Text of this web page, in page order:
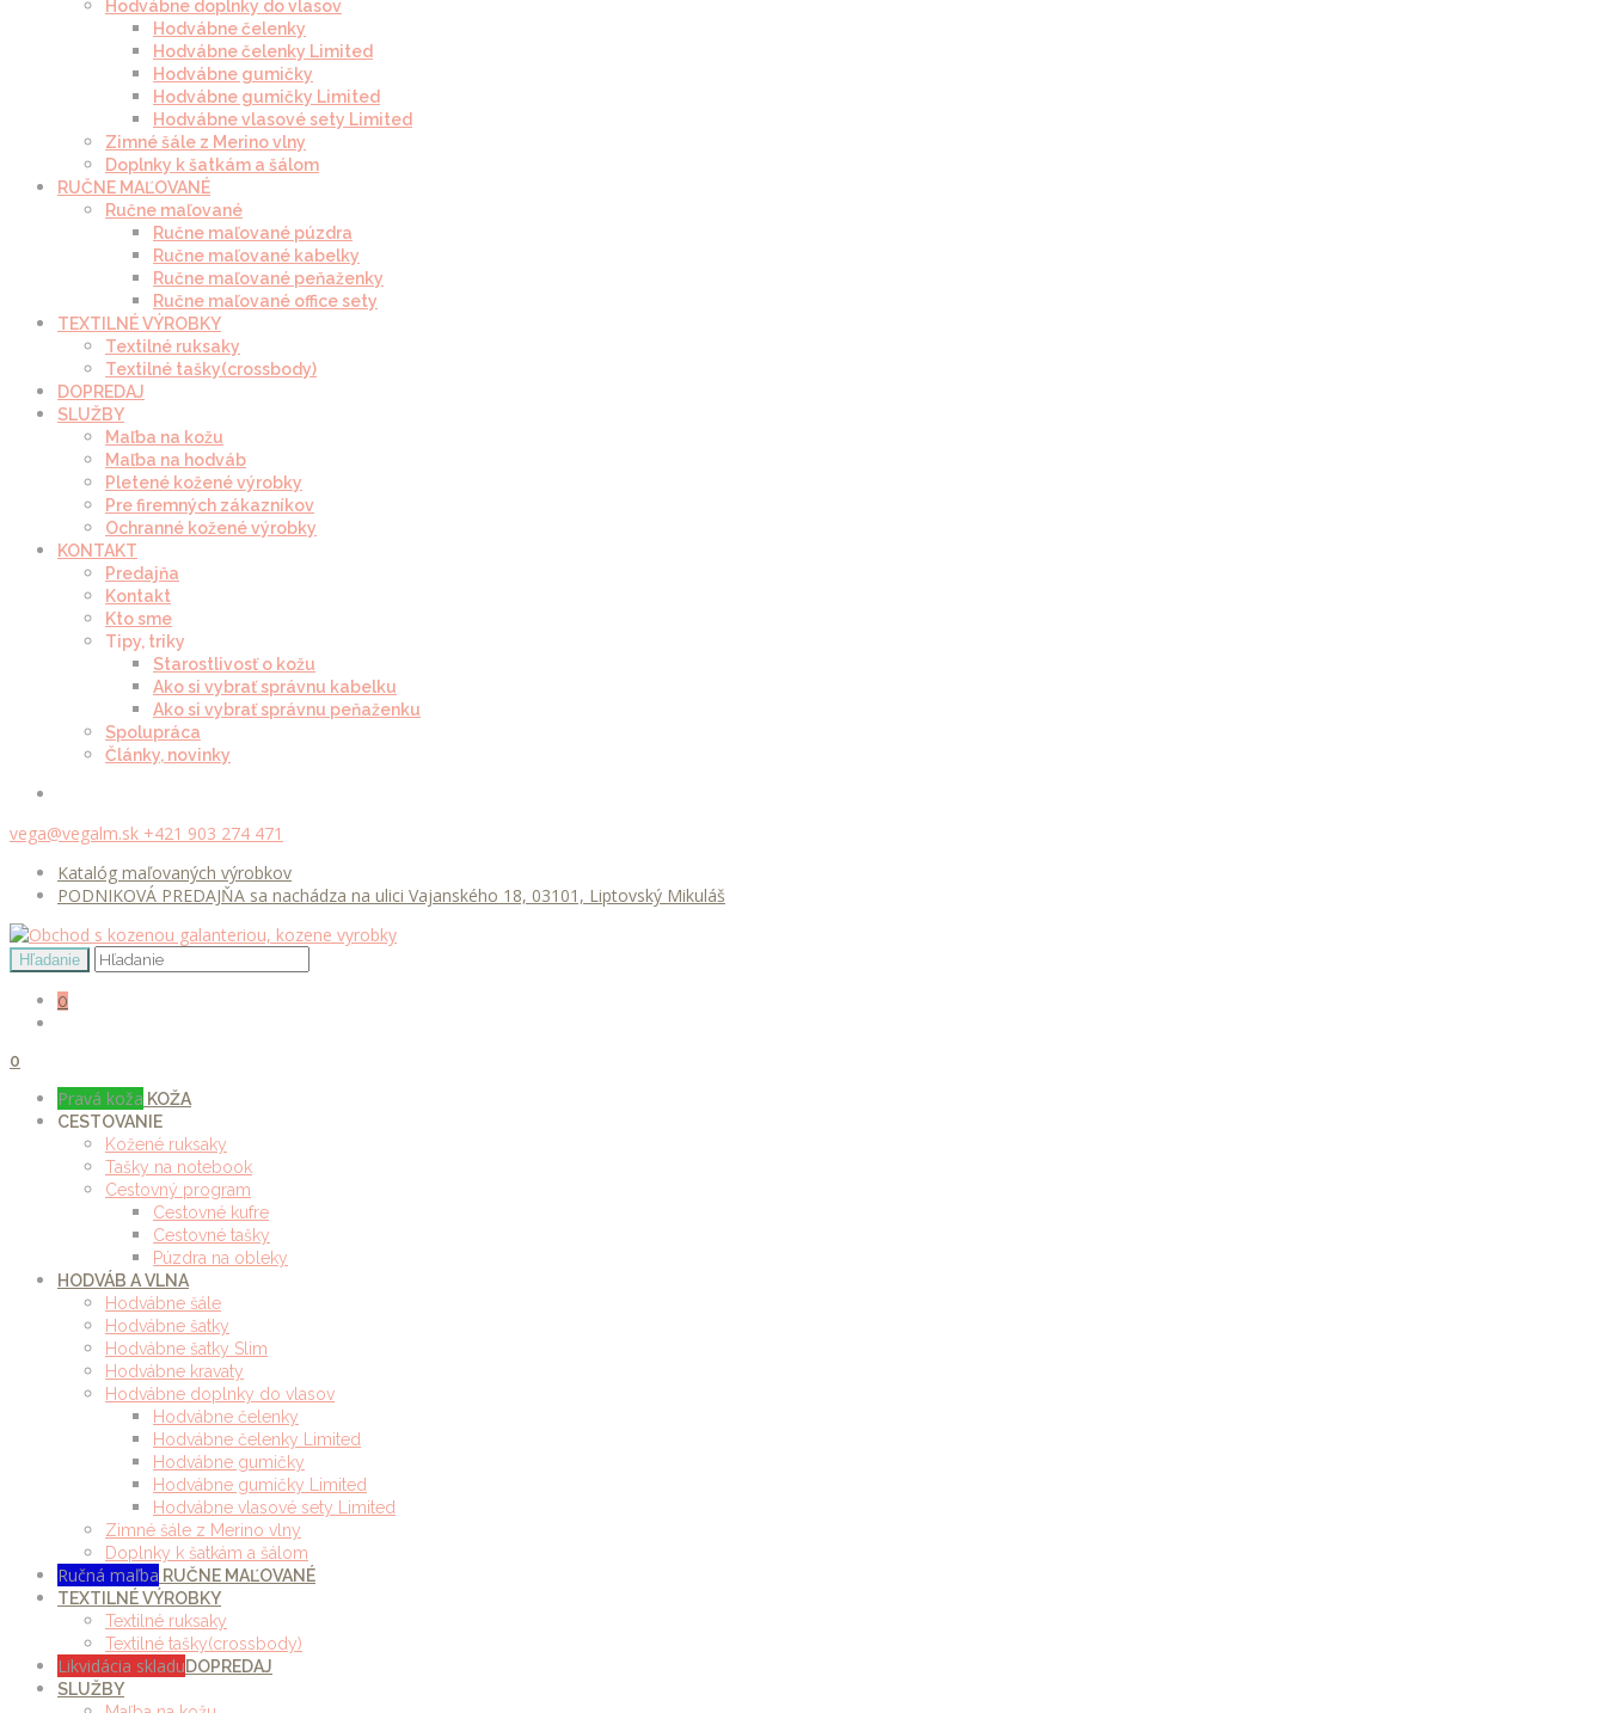
Hodvábne doplnky do vlasov
Hodvábne čelenky
Hodvábne čelenky Limited
Hodvábne gumičky
Hodvábne gumičky Limited
Hodvábne vlasové sety Limited
Zimné šále z Merino vlny
Doplnky k šatkám a šálom
RUČNE MAĽOVANÉ
Ručne maľované
Ručne maľované púzdra
Ručne maľované kabelky
Ručne maľované peňaženky
Ručne maľované office sety
TEXTILNÉ VÝROBKY
Textilné ruksaky
Textilné tašky(crossbody)
DOPREDAJ
SLUŽBY
Maľba na kožu
Maľba na hodváb
Pletené kožené výrobky
Pre firemných zákazníkov
Ochranné kožené výrobky
KONTAKT
Predajňa
Kontakt
Kto sme
Tipy, triky
Starostlivosť o kožu
Ako si vybrať správnu kabelku
Ako si vybrať správnu peňaženku
Spolupráca
Články, novinky
vega@vegalm.sk +421 903 274 471
Katalóg maľovaných výrobkov
PODNIKOVÁ PREDAJŇA sa nachádza na ulici Vajanského 18, 03101, Liptovský Mikuláš
0
0
Pravá koža KOŽA
CESTOVANIE
Kožené ruksaky
Tašky na notebook
Cestovný program
Cestovné kufre
Cestovné tašky
Púzdra na obleky
HODVÁB A VLNA
Hodvábne šále
Hodvábne šatky
Hodvábne šatky Slim
Hodvábne kravaty
Hodvábne doplnky do vlasov
Hodvábne čelenky
Hodvábne čelenky Limited
Hodvábne gumičky
Hodvábne gumičky Limited
Hodvábne vlasové sety Limited
Zimné šále z Merino vlny
Doplnky k šatkám a šálom
Ručná maľba RUČNE MAĽOVANÉ
TEXTILNÉ VÝROBKY
Textilné ruksaky
Textilné tašky(crossbody)
Likvidácia skladuDOPREDAJ
SLUŽBY